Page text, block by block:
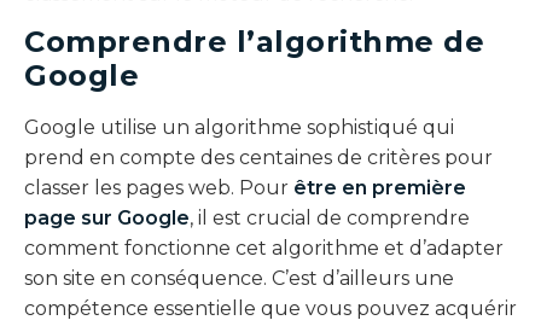
Comprendre l’algorithme de
Google
Google utilise un algorithme sophistiqué qui
prend en compte des centaines de critères pour
classer les pages web. Pour être en première
page sur Google, il est crucial de comprendre
comment fonctionne cet algorithme et d’adapter
son site en conséquence. C’est d’ailleurs une
compétence essentielle que vous pouvez acquérir